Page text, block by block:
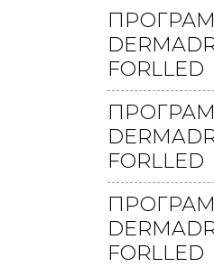
FORLLED
FORLLED
FORLLED